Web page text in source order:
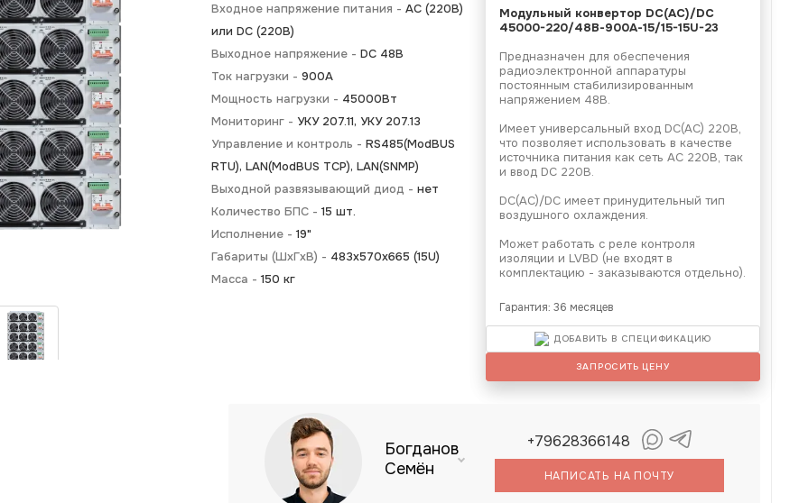
Входное напряжение питания - АС (220В)
или DC (220В)
Выходное напряжение - DC 48В
Ток нагрузки - 900А
Мощность нагрузки - 45000Вт
Мониторинг - УКУ 207.11, УКУ 207.13
Управление и контроль - RS485(ModBUS
RTU), LAN(ModBUS TCP), LAN(SNMP)
Выходной развязывающий диод - нет
Количество БПС - 15 шт.
Исполнение - 19"
Габариты (ШхГхВ) - 483х570х665 (15U)
Масса - 150 кг
Модульный конвертор DC(AC)/DC
45000-220/48В-900А-15/15-15U-23
Предназначен для обеспечения
радиоэлектронной аппаратуры
постоянным стабилизированным
напряжением 48В.
Имеет универсальный вход DC(AC) 220В,
что позволяет использовать в качестве
источника питания как сеть АС 220В, так
и ввод DC 220В.
DC(AC)/DC имеет принудительный тип
воздушного охлаждения.
Может работать с реле контроля
изоляции и LVBD (не входят в
комплектацию - заказываются отдельно).
Гарантия: 36 месяцев
ДОБАВИТЬ В СПЕЦИФИКАЦИЮ
ЗАПРОСИТЬ ЦЕНУ
Богданов
Семён
+79628366148
НАПИСАТЬ НА ПОЧТУ